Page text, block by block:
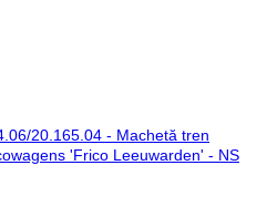
20.165.04 - Machetă tren
'Frico Leeuwarden' - NS